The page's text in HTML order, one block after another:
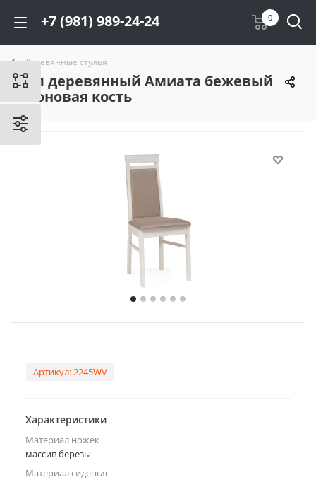
+7 (981) 989-24-24 0
Деревянные стулья
Стул деревянный Амиата бежевый
/ слоновая кость
Артикул:2245WV
Характеристики
Материал ножек
массив березы
Материал сиденья